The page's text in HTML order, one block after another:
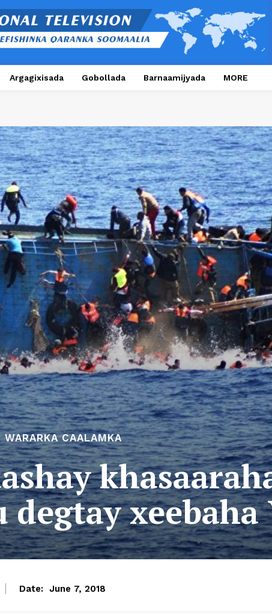
Argagixisada Gobollada Barnaamijyada MORE
WARARKA CAALAMKA
xeebaha
Date: June 7, 2018